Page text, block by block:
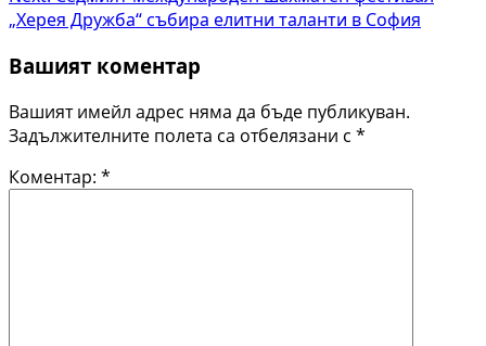
„Херея Дружба“ събира елитни таланти в София
Вашият коментар
Вашият имейл адрес няма да бъде публикуван.
Задължителните полета са отбелязани с *
Коментар: *